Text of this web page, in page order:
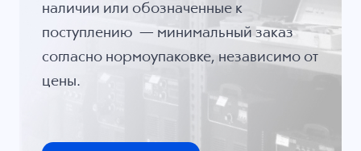
наличии или обозначенные к
поступлению — минимальный заказ
согласно нормоупаковке, независимо от
цены.